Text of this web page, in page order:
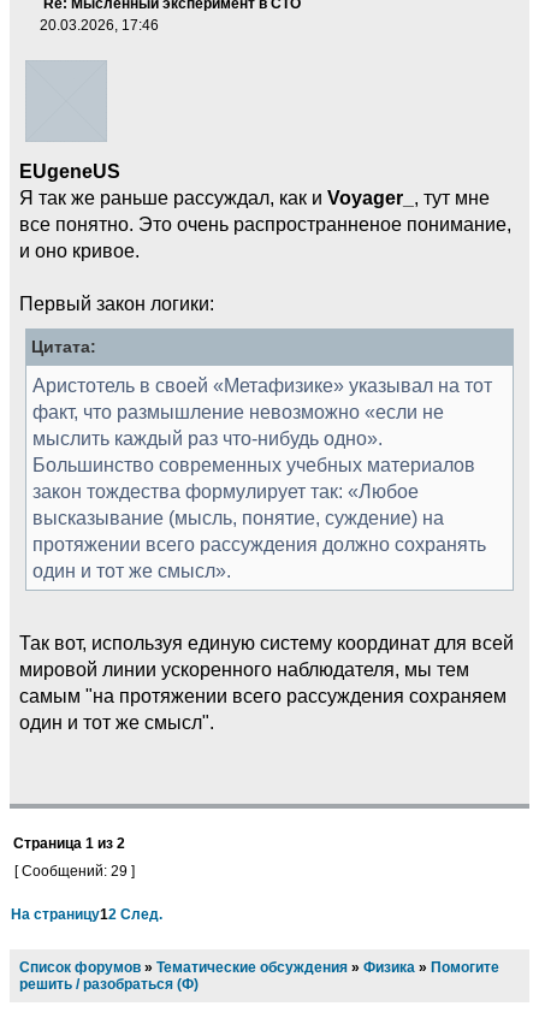
Re: Мысленный эксперимент в СТО
20.03.2026, 17:46
EUgeneUS
Я так же раньше рассуждал, как и Voyager_ , тут мне
все понятно. Это очень распространненое понимание,
и оно кривое.
Первый закон логики:
Цитата:
Аристотель в своей «Метафизике» указывал на тот
факт, что размышление невозможно «если не
мыслить каждый раз что-нибудь одно».
Большинство современных учебных материалов
закон тождества формулирует так: «Любое
высказывание (мысль, понятие, суждение) на
протяжении всего рассуждения должно сохранять
один и тот же смысл».
Так вот, используя единую систему координат для всей
мировой линии ускоренного наблюдателя, мы тем
самым "на протяжении всего рассуждения сохраняем
один и тот же смысл".
Страница 1 из 2
[ Сообщений: 29 ]
На страницу12 След.
Список форумов » Тематические обсуждения » Физика » Помогите
решить / разобраться (Ф)